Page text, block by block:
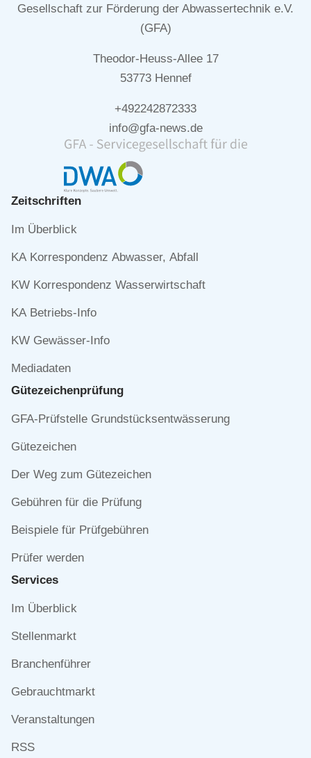
Gesellschaft zur Förderung der Abwassertechnik e.V.
(GFA)
Theodor-Heuss-Allee 17
53773 Hennef
+492242872333
info@gfa-news.de
Zeitschriften
Navigation
Im Überblick
KA Korrespondenz Abwasser, Abfall
KW Korrespondenz Wasserwirtschaft
KA Betriebs-Info
KW Gewässer-Info
Mediadaten
Gütezeichen­prüfung
Navigation
GFA-Prüfstelle Grundstücksentwässerung
Gütezeichen
Der Weg zum Gütezeichen
Gebühren für die Prüfung
Beispiele für Prüfgebühren
Prüfer werden
Services
Navigation
Im Überblick
Stellenmarkt
Branchenführer
Gebrauchtmarkt
Veranstaltungen
RSS